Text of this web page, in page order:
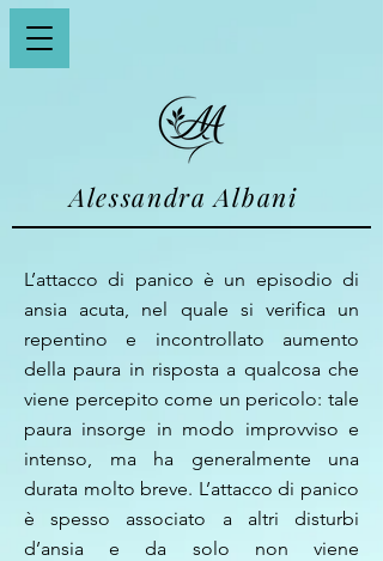
Alessandra Albani
L’attacco di panico è un episodio di
ansia acuta, nel quale si verifica un
repentino e incontrollato aumento
della paura in risposta a qualcosa che
viene percepito come un pericolo: tale
paura insorge in modo improvviso e
intenso, ma ha generalmente una
durata molto breve. L’attacco di panico
è spesso associato a altri disturbi
d’ansia e da solo non viene